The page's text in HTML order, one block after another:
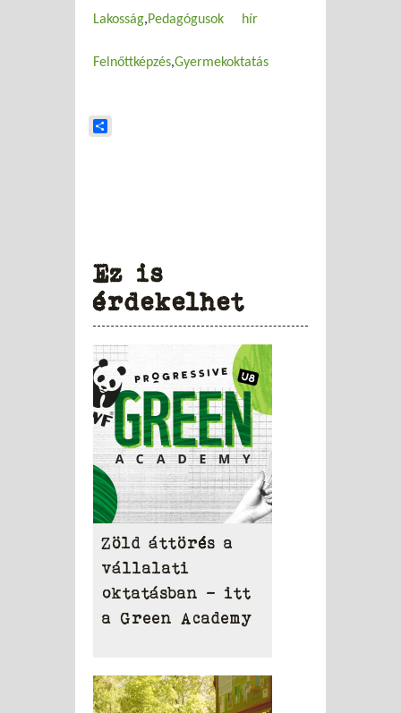
Lakosság Pedagógusok hír
Felnőttképzés Gyermekoktatás
Ez is
érdekelhet
Zöld áttörés a
vállalati
oktatásban – itt
a Green Academy